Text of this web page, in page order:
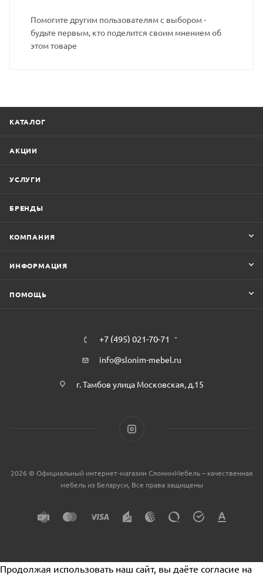
Помогите другим пользователям с выбором -
будьте первым, кто поделится своим мнением об
этом товаре
КАТАЛОГ
АКЦИИ
УСЛУГИ
БРЕНДЫ
КОМПАНИЯ
ИНФОРМАЦИЯ
ПОМОЩЬ
+7 (495) 021-70-71
info@slonim-mebel.ru
г. Тамбов улица Московская, д.15
2026 © Официальный интернет-магазин СлонимМебель – качественная
мебель из Беларуси, Все права защищены
Продолжая использовать наш сайт, вы даёте согласие на